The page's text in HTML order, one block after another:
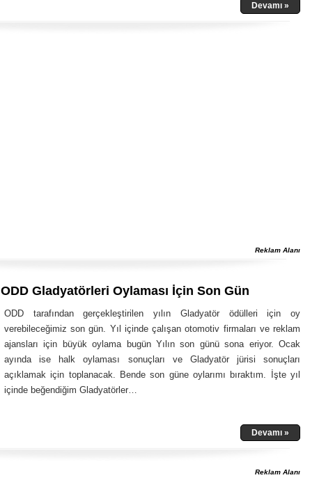
Devamı »
Reklam Alanı
ODD Gladyatörleri Oylaması İçin Son Gün
ODD tarafından gerçekleştirilen yılın Gladyatör ödülleri için oy
verebileceğimiz son gün. Yıl içinde çalışan otomotiv firmaları ve reklam
ajansları için büyük oylama bugün Yılın son günü sona eriyor. Ocak
ayında ise halk oylaması sonuçları ve Gladyatör jürisi sonuçları
açıklamak için toplanacak. Bende son güne oylarımı bıraktım. İşte yıl
içinde beğendiğim Gladyatörler…
Devamı »
Reklam Alanı